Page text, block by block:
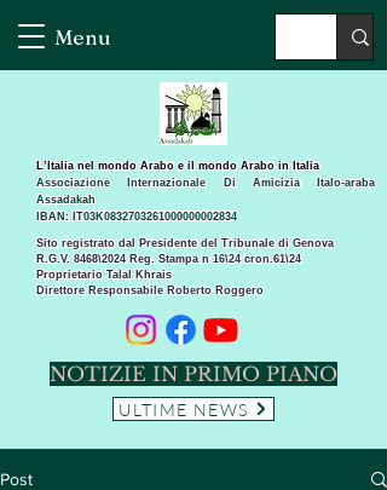
Menu
Sito registrato dal Presidente del Tribunale di Genova
R.G.V. 8468\2024 Reg. Stampa n 16\24 cron.61\24 ​
Proprietario Talal Khrais
Direttore Responsabile Roberto Roggero
L’Italia nel mondo Arabo e il mondo Arabo in Italia
Associazione Internazionale Di Amicizia Italo-araba
Assadakah
IBAN: IT03K0832703261000000002834
NOTIZIE IN PRIMO PIANO
ULTIME NEWS
Post